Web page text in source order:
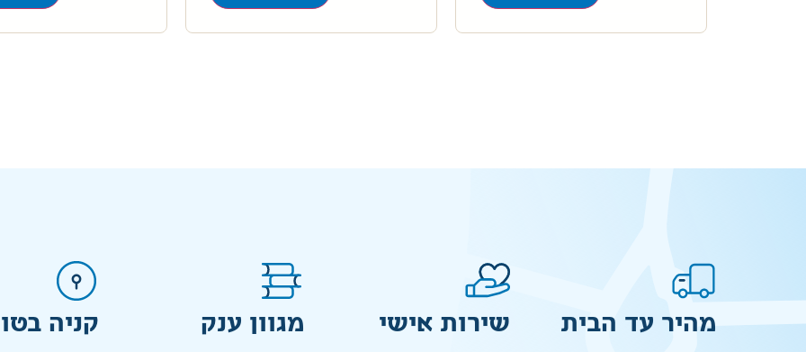
מהיר עד הבית שירות אישי מגוון ענק קניה